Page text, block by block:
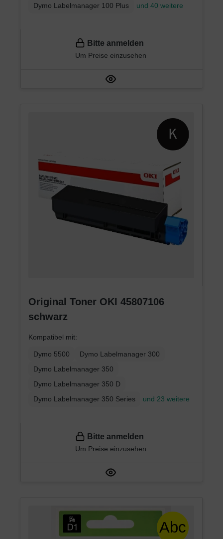
Dymo Labelmanager 100 Plus
und 40 weitere
Bitte anmelden
Um Preise einzusehen
Original Toner OKI 45807106
schwarz
Kompatibel mit:
Dymo 5500
Dymo Labelmanager 300
Dymo Labelmanager 350
Dymo Labelmanager 350 D
Dymo Labelmanager 350 Series
und 23 weitere
Bitte anmelden
Um Preise einzusehen